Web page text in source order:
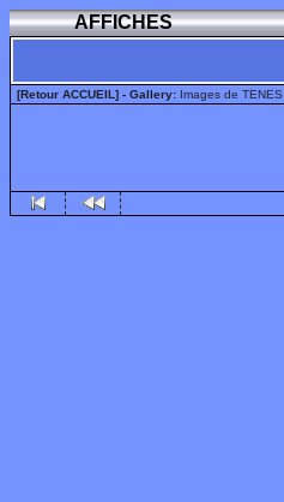
AFFICHES
[Retour ACCUEIL] - Gallery: Images de TENES